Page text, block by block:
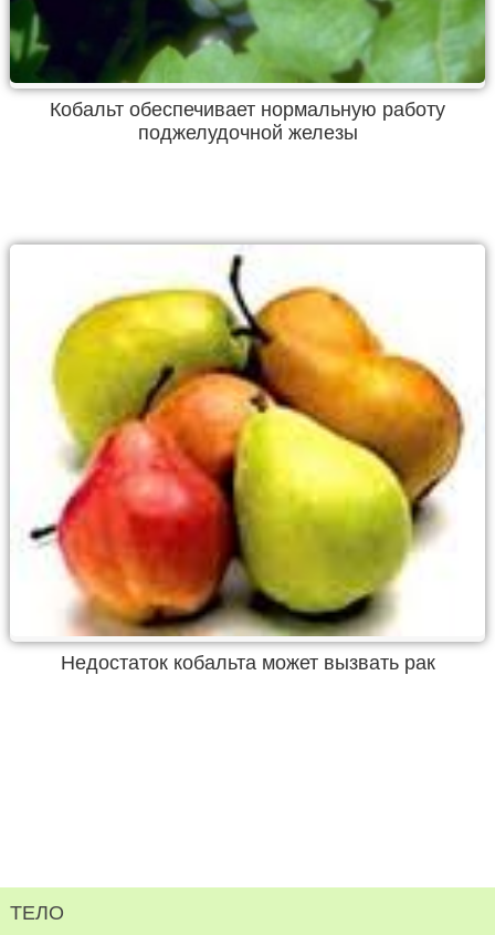
Кобальт обеспечивает нормальную работу
поджелудочной железы
Недостаток кобальта может вызвать рак
ТЕЛО